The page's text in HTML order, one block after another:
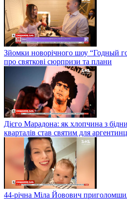
Зйомки новорічного шоу “Годный
про святкові сюрпризи та плани
Дієго Марадона: як хлопчина з
кварталів став святим для
44-річна Міла Йовович